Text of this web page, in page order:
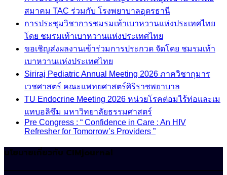
สมาคม TAC ร่วมกับ โรงพยาบาลอุดรธานี
การประชุมวิชาการชมรมเท้าเบาหวานแห่งประเทศไทย
โดย ชมรมเท้าเบาหวานแห่งประเทศไทย
ขอเชิญส่งผลงานเข้าร่วมการประกวด จัดโดย ชมรมเท้า
เบาหวานแห่งประเทศไทย
Siriraj Pediatric Annual Meeting 2026 ภาควิชากุมาร
เวชศาสตร์ คณะแพทยศาสตร์ศิริราชพยาบาล
TU Endocrine Meeting 2026 หน่วยโรคต่อมไร้ท่อและเม
แทบอลิซึม มหาวิทยาลัยธรรมศาสตร์
Pre Congress : “ Confidence in Care : An HIV
Refresher for Tomorrow’s Providers ”
นโยบายเกี่ยวกับ CIMjournal